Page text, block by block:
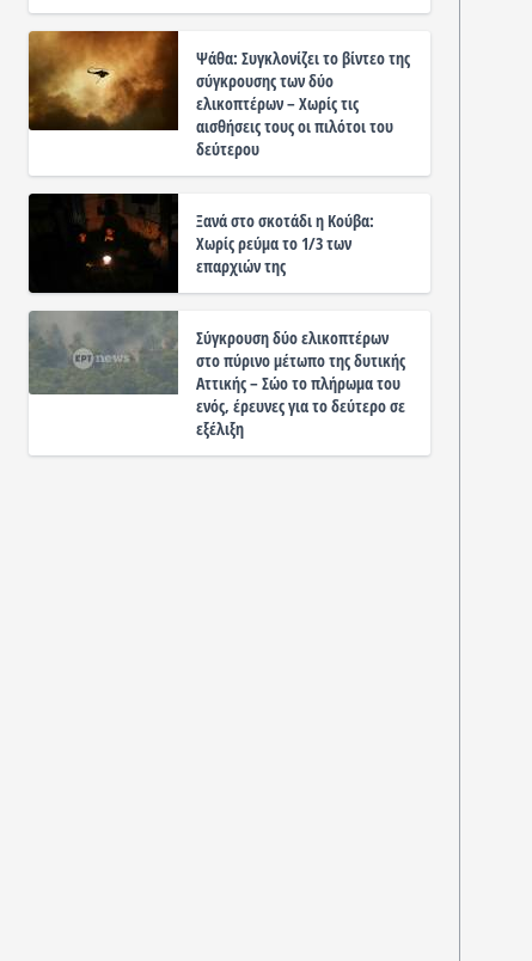
Ψάθα: Συγκλονίζει το βίντεο της
σύγκρουσης των δύο
ελικοπτέρων – Χωρίς τις
αισθήσεις τους οι πιλότοι του
δεύτερου
Ξανά στο σκοτάδι η Κούβα:
Χωρίς ρεύμα το 1/3 των
επαρχιών της
Σύγκρουση δύο ελικοπτέρων
στο πύρινο μέτωπο της δυτικής
Αττικής – Σώο το πλήρωμα του
ενός, έρευνες για το δεύτερο σε
εξέλιξη